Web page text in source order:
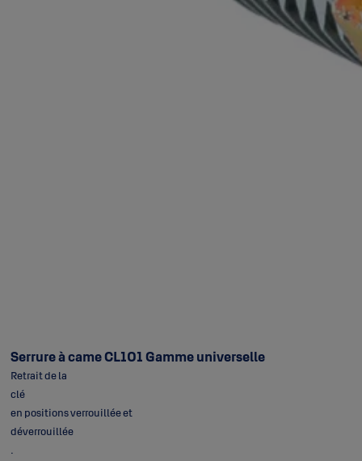
Serrure à came CL101 Gamme universelle
Retrait de la
en positions verrouillée et